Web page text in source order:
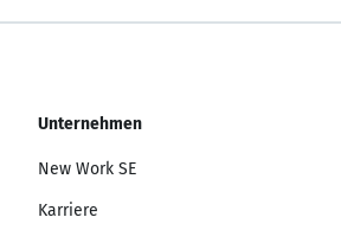
Unternehmen
New Work SE
Karriere